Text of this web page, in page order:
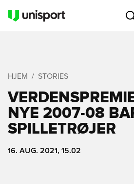
HJEM STORIES
NYE 2007-08
SPILLETRØJER
16. AUG. 2021, 15.02